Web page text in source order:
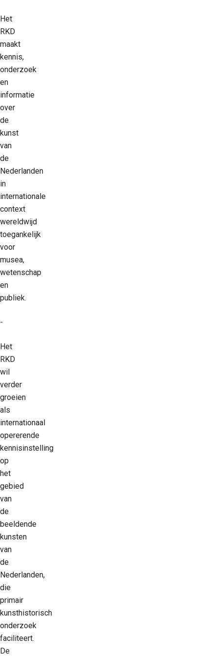
Het
RKD
maakt
kennis,
onderzoek
en
informatie
over
de
kunst
van
de
Nederlanden
in
internationale
context
wereldwijd
toegankelijk
voor
musea,
wetenschap
en
publiek.
-
Het
RKD
wil
verder
groeien
als
internationaal
opererende
kennisinstelling
op
het
gebied
van
de
beeldende
kunsten
van
de
Nederlanden,
die
primair
kunsthistorisch
onderzoek
faciliteert.
De